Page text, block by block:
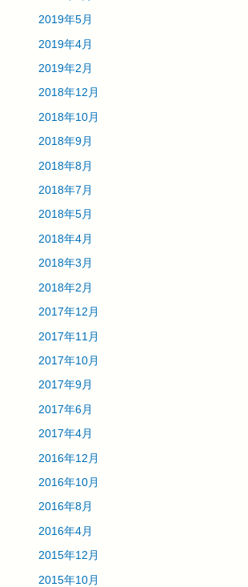
2019年5月
2019年4月
2019年2月
2018年12月
2018年10月
2018年9月
2018年8月
2018年7月
2018年5月
2018年4月
2018年3月
2018年2月
2017年12月
2017年11月
2017年10月
2017年9月
2017年6月
2017年4月
2016年12月
2016年10月
2016年8月
2016年4月
2015年12月
2015年10月